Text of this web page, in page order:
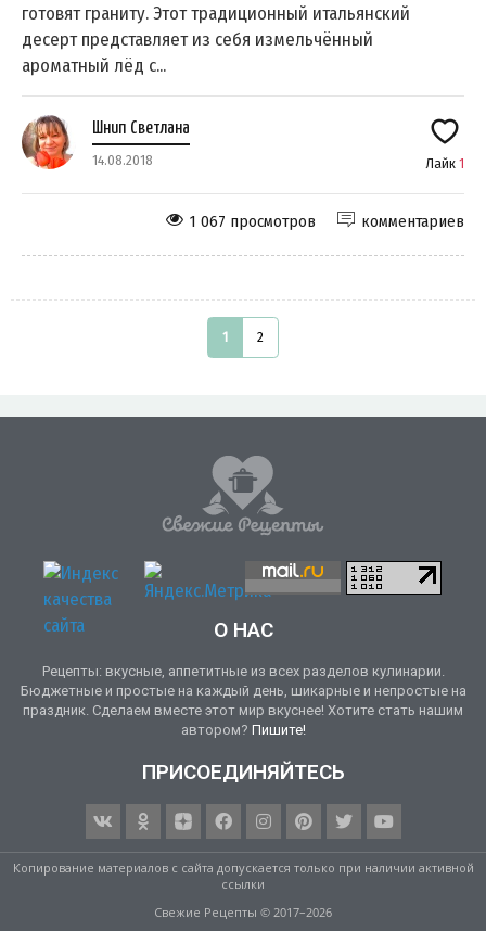
готовят граниту. Этот традиционный итальянский
десерт представляет из себя измельчённый
ароматный лёд с...
Шнип Светлана
14.08.2018 Лайк 1
комментариев
1 067 просмотров
1 2
О НАС
Рецепты: вкусные, аппетитные из всех разделов кулинарии.
Бюджетные и простые на каждый день, шикарные и непростые на
праздник. Сделаем вместе этот мир вкуснее! Хотите стать нашим
автором? Пишите!
ПРИСОЕДИНЯЙТЕСЬ
Свежие Рецепты © 2017–2026
Копирование материалов с сайта допускается только при наличии активной
ссылки